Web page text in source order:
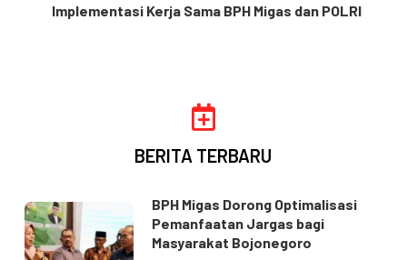
Implementasi Kerja Sama BPH Migas dan POLRI
BERITA TERBARU
BPH Migas Dorong Optimalisasi
Pemanfaatan Jargas bagi
Masyarakat Bojonegoro